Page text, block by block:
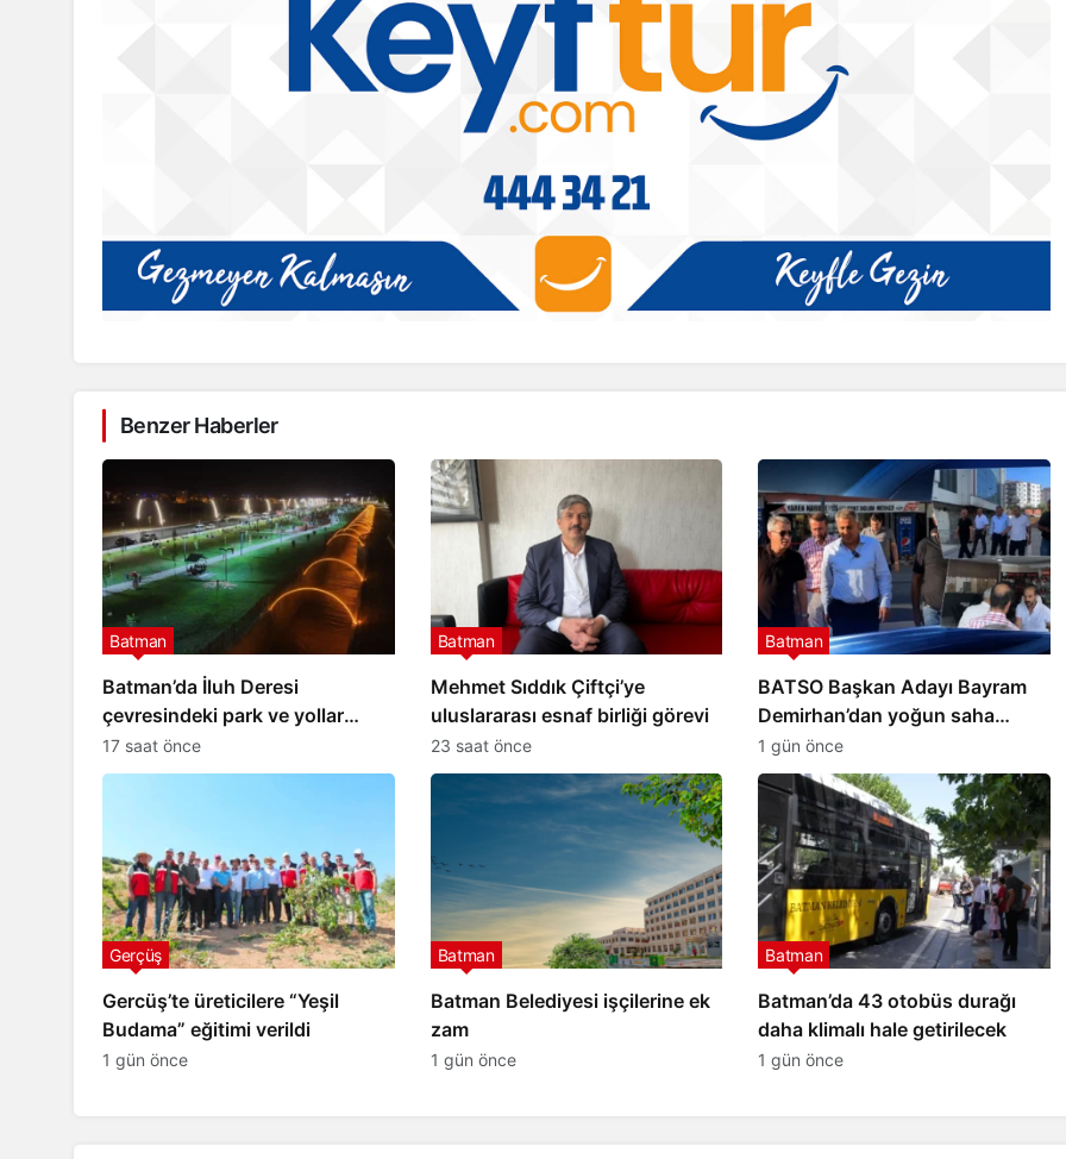
Benzer Haberler
Batman’da İluh Deresi
çevresindeki park ve yollar
hizmete açıldı
Batman
17 saat önce
Mehmet Sıddık Çiftçi’ye
uluslararası esnaf birliği görevi
Batman
23 saat önce
BATSO Başkan Adayı Bayram
Demirhan’dan yoğun saha
mesaisi
Batman
1 gün önce
Gercüş’te üreticilere “Yeşil
Budama” eğitimi verildi
Gerçüş
1 gün önce
Batman Belediyesi işçilerine ek
zam
Batman
1 gün önce
Batman’da 43 otobüs durağı
daha klimalı hale getirilecek
Batman
1 gün önce